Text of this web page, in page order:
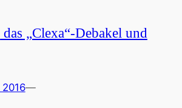
„Clexa“-Debakel und
—